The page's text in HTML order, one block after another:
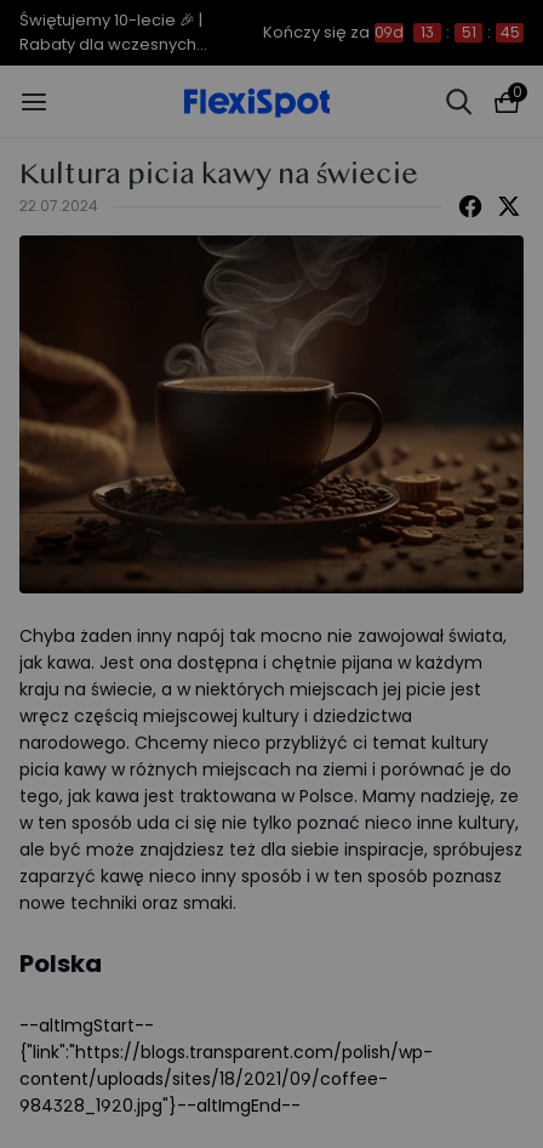
Świętujemy 10-lecie 🎉 |
Rabaty dla wczesnych
ptaków do 850 zł
Kończy się za 09d 13 : 51 : 44
0
Kultura picia kawy na świecie
22.07.2024
Chyba żaden inny napój tak mocno nie zawojował świata,
jak kawa. Jest ona dostępna i chętnie pijana w każdym
kraju na świecie, a w niektórych miejscach jej picie jest
wręcz częścią miejscowej kultury i dziedzictwa
narodowego. Chcemy nieco przybliżyć ci temat kultury
picia kawy w różnych miejscach na ziemi i porównać je do
tego, jak kawa jest traktowana w Polsce. Mamy nadzieję, ze
w ten sposób uda ci się nie tylko poznać nieco inne kultury,
ale być może znajdziesz też dla siebie inspiracje, spróbujesz
zaparzyć kawę nieco inny sposób i w ten sposób poznasz
nowe techniki oraz smaki.
Polska
--altImgStart--
{"link":"https://blogs.transparent.com/polish/wp-
content/uploads/sites/18/2021/09/coffee-
984328_1920.jpg"}--altImgEnd--